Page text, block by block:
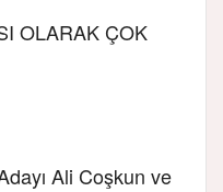
OLARAK ÇOK
Ali Coşkun ve